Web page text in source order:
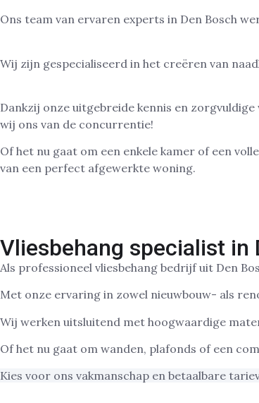
Ons team van ervaren experts in Den Bosch
Wij zijn gespecialiseerd in het creëren van
Dankzij onze uitgebreide kennis en
wij ons van de concurrentie!
Of het nu gaat om een enkele kamer of een
van een perfect afgewerkte woning.
Vliesbehang specialist in
Als professioneel vliesbehang bedrijf uit Den
Met onze ervaring in zowel nieuwbouw- als
Wij werken uitsluitend met hoogwaardige
Of het nu gaat om wanden, plafonds of een
Kies voor ons vakmanschap en betaalbare